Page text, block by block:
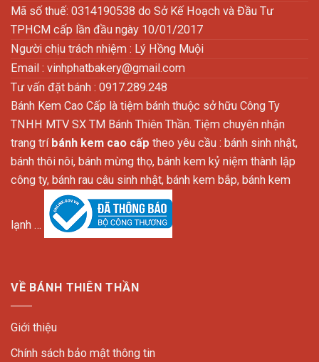
Mã số thuế: 0314190538 do Sở Kế Hoạch và Đầu Tư
TPHCM cấp lần đầu ngày 10/01/2017
Người chịu trách nhiệm : Lý Hồng Muội
Email : vinhphatbakery@gmail.com
Tư vấn đặt bánh : 0917.289.248
Bánh Kem Cao Cấp là tiệm bánh thuộc sở hữu Công Ty
TNHH MTV SX TM Bánh Thiên Thần. Tiệm chuyên nhận
trang trí bánh kem cao cấp theo yêu cầu : bánh sinh nhật,
bánh thôi nôi, bánh mừng thọ, bánh kem kỷ niệm thành lập
công ty, bánh rau câu sinh nhật, bánh kem bắp, bánh kem
lạnh …
VỀ BÁNH THIÊN THẦN
Giới thiệu
Chính sách bảo mật thông tin